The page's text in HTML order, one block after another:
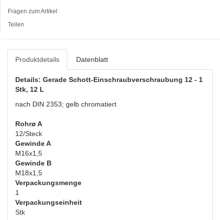
Fragen zum Artikel
Teilen
Produktdetails Datenblatt
Details: Gerade Schott-Einschraubverschraubung 12 - 1
Stk, 12 L
nach DIN 2353; gelb chromatiert
Rohrø A
12/Steck
Gewinde A
M16x1,5
Gewinde B
M18x1,5
Verpackungsmenge
1
Verpackungseinheit
Stk